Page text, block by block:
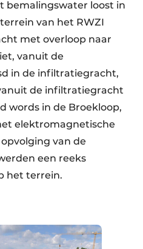
bemalingswater loost in
van het RWZI
met overloop naar
vanuit de
in de infiltratiegracht,
de infiltratiegracht
words in de Broekloop,
elektromagnetische
van de
een reeks
het terrein.